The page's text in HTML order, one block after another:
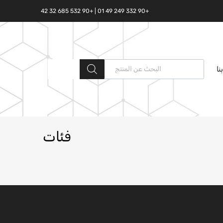
+90 332 249 49 01 | +90 532 685 32 42
فئات